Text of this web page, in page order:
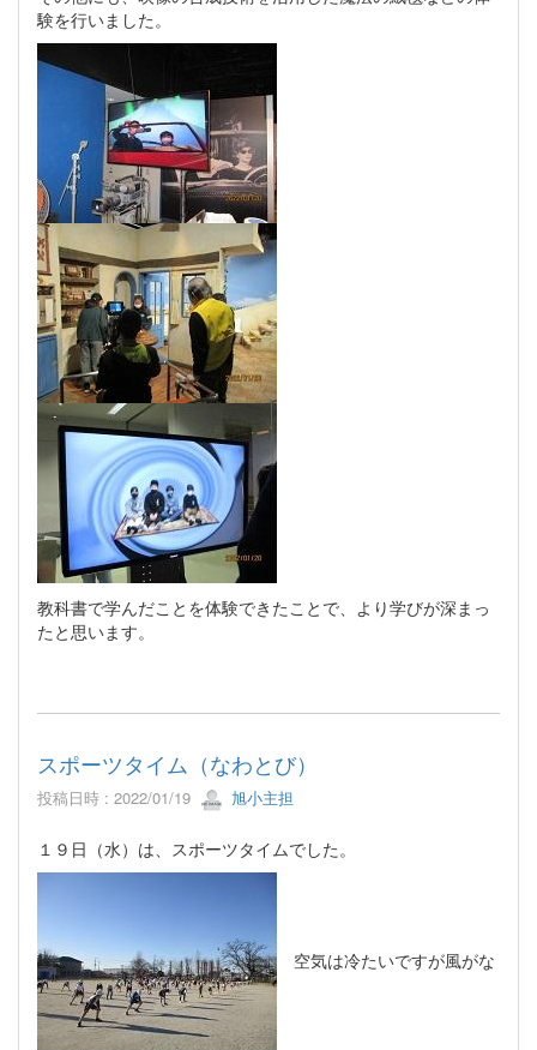
験を行いました。
教科書で学んだことを体験できたことで、より学びが深まっ
たと思います。
スポーツタイム（なわとび）
投稿日時 : 2022/01/19 旭小主担
１９日（水）は、スポーツタイムでした。
空気は冷たいですが風がな